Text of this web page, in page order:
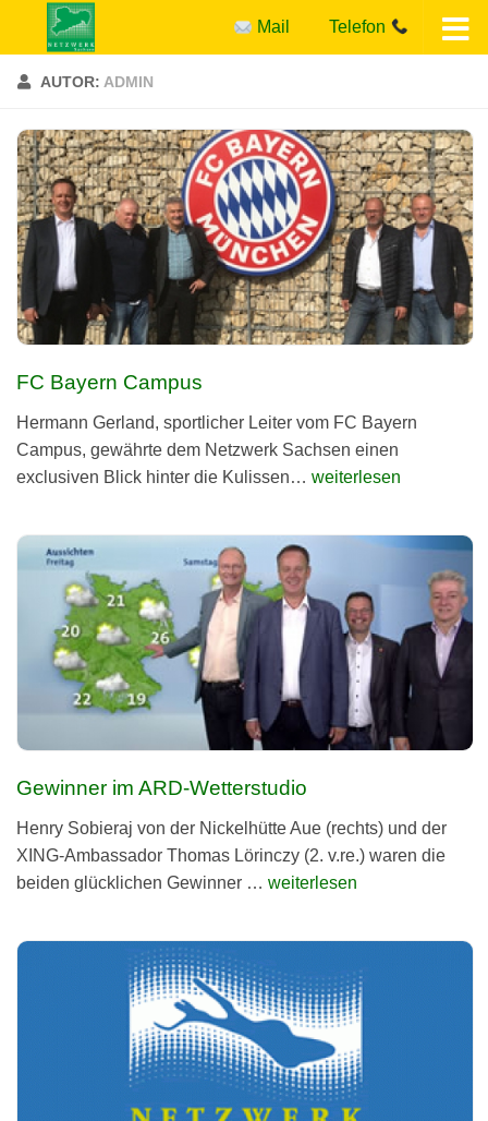
Zum Inhalt springen Mail Telefon
AUTOR: ADMIN
FC Bayern Campus
Her­mann Ger­land, sportlich­er Leit­er vom FC Bay­ern
Cam­pus, gewährte dem Net­zw­erk Sach­sen einen
exclu­siv­en Blick hin­ter die Kulissen… weiterlesen
Gewinner im ARD-Wetterstudio
Hen­ry Sobier­aj von der Nick­el­hütte Aue (rechts) und der
XING-Ambas­sador Thomas Lörinczy (2. v.re.) waren die
bei­den glück­lichen Gewinner … weiterlesen